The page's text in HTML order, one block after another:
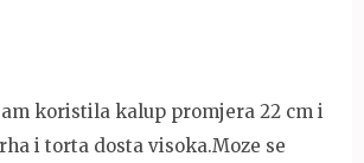
koristila kalup promjera 22 cm i
i torta dosta visoka.Moze se